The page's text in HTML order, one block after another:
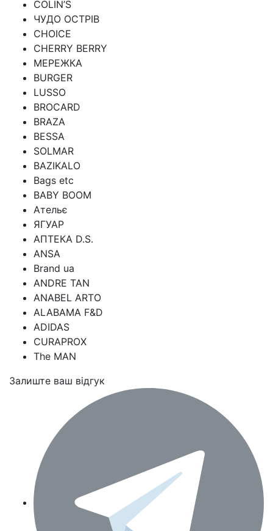
COLIN’S
ЧУДО ОСТРІВ
CHOICE
CHERRY BERRY
МЕРЕЖКА
BURGER
LUSSO
BROCARD
BRAZA
BESSA
SOLMAR
BAZIKALO
Bags etc
BABY BOOM
Ательє
ЯГУАР
АПТЕКА D.S.
ANSA
Brand ua
ANDRE TAN
ANABEL ARTO
ALABAMA F&D
ADIDAS
CURAPROX
The MAN
Залиште ваш відгук